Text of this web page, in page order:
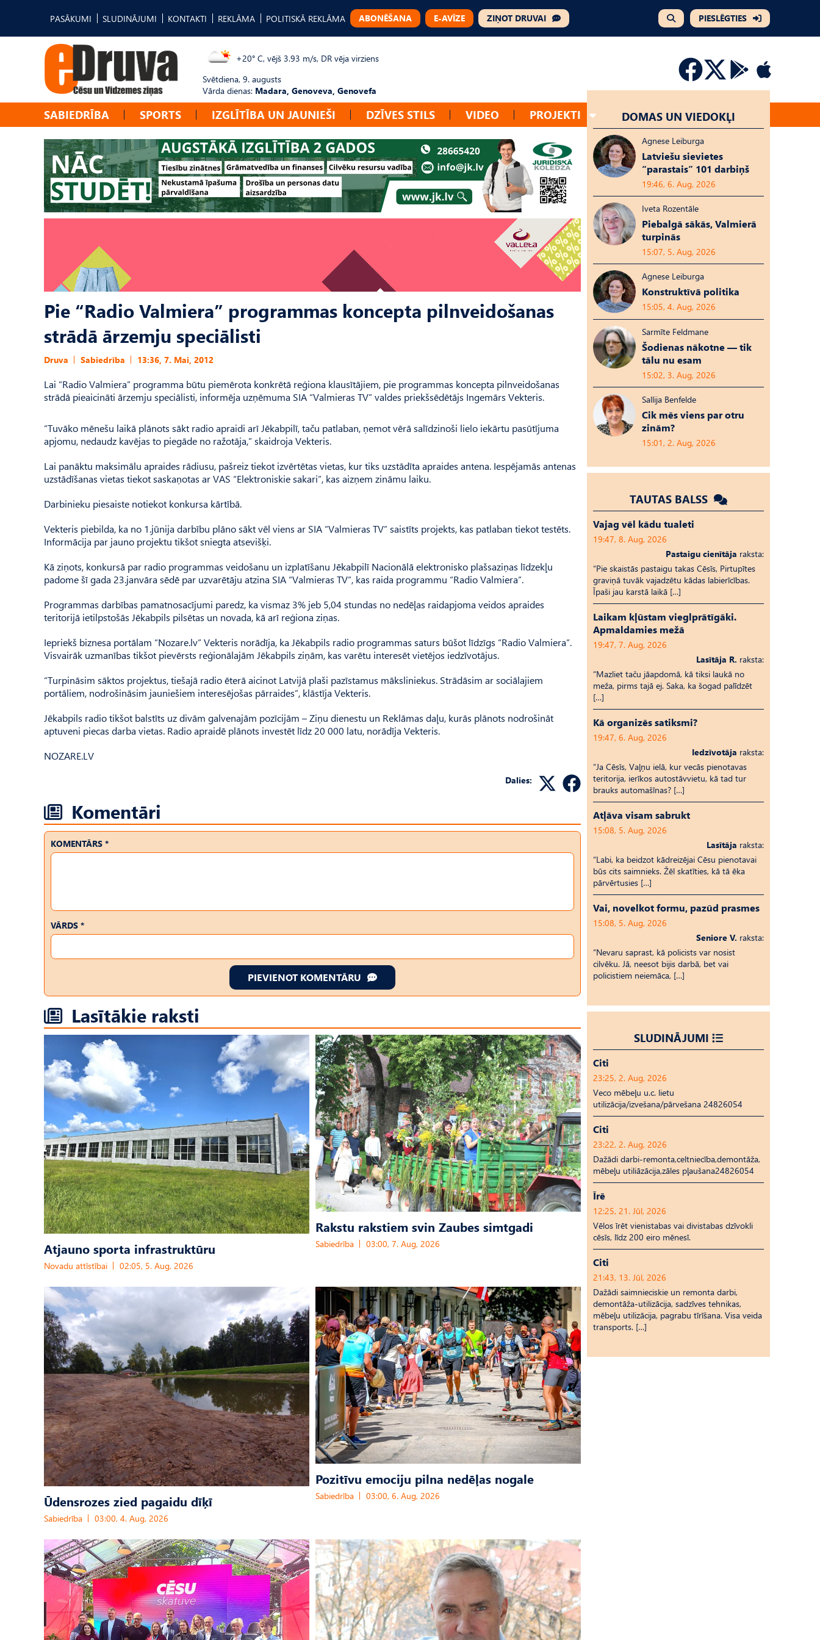
PASĀKUMI SLUDINĀJUMI KONTAKTI REKLĀMA POLITISKĀ REKLĀMA ABONĒŠANA E-AVĪZE ZIŅOT DRUVAI PIESLĒGTIES
+20° C, vējš 3.93 m/s, DR vēja virziens
Svētdiena, 9. augusts
Vārda dienas: Madara, Genoveva, Genovefa
SABIEDRĪBA SPORTS IZGLĪTĪBA UN JAUNIEŠI DZĪVES STILS VIDEO PROJEKTI
Pie “Radio Valmiera” programmas koncepta pilnveidošanas
strādā ārzemju speciālisti
Druva Sabiedrība 13:36, 7. Mai, 2012
Lai “Radio Valmiera” programma būtu piemērota konkrētā reģiona klausītājiem, pie programmas koncepta pilnveidošanas
strādā pieaicināti ārzemju speciālisti, informēja uzņēmuma SIA “Valmieras TV” valdes priekšsēdētājs Ingemārs Vekteris.
“Tuvāko mēnešu laikā plānots sākt radio apraidi arī Jēkabpilī, taču patlaban, ņemot vērā salīdzinoši lielo iekārtu pasūtījuma
apjomu, nedaudz kavējas to piegāde no ražotāja,” skaidroja Vekteris.
Lai panāktu maksimālu apraides rādiusu, pašreiz tiekot izvērtētas vietas, kur tiks uzstādīta apraides antena. Iespējamās antenas
uzstādīšanas vietas tiekot saskaņotas ar VAS “Elektroniskie sakari”, kas aizņem zināmu laiku.
Darbinieku piesaiste notiekot konkursa kārtībā.
Vekteris piebilda, ka no 1.jūnija darbību plāno sākt vēl viens ar SIA “Valmieras TV” saistīts projekts, kas patlaban tiekot testēts.
Informācija par jauno projektu tikšot sniegta atsevišķi.
Kā ziņots, konkursā par radio programmas veidošanu un izplatīšanu Jēkabpilī Nacionālā elektronisko plašsaziņas līdzekļu
padome šī gada 23.janvāra sēdē par uzvarētāju atzina SIA “Valmieras TV”, kas raida programmu “Radio Valmiera”.
Programmas darbības pamatnosacījumi paredz, ka vismaz 3% jeb 5,04 stundas no nedēļas raidapjoma veidos apraides
teritorijā ietilpstošās Jēkabpils pilsētas un novada, kā arī reģiona ziņas.
Iepriekš biznesa portālam “Nozare.lv” Vekteris norādīja, ka Jēkabpils radio programmas saturs būšot līdzīgs “Radio Valmiera”.
Visvairāk uzmanības tikšot pievērsts reģionālajām Jēkabpils ziņām, kas varētu interesēt vietējos iedzīvotājus.
“Turpināsim sāktos projektus, tiešajā radio ēterā aicinot Latvijā plaši pazīstamus māksliniekus. Strādāsim ar sociālajiem
portāliem, nodrošināsim jauniešiem interesējošas pārraides”, klāstīja Vekteris.
Jēkabpils radio tikšot balstīts uz divām galvenajām pozīcijām – Ziņu dienestu un Reklāmas daļu, kurās plānots nodrošināt
aptuveni piecas darba vietas. Radio apraidē plānots investēt līdz 20 000 latu, norādīja Vekteris.
NOZARE.LV
Dalies:
Komentāri
KOMENTĀRS *
VĀRDS *
PIEVIENOT KOMENTĀRU
Lasītākie raksti
Atjauno sporta infrastruktūru
Novadu attīstībai 02:05, 5. Aug, 2026
Rakstu rakstiem svin Zaubes simtgadi
Sabiedrība 03:00, 7. Aug, 2026
Ūdensrozes zied pagaidu dīķī
Sabiedrība 03:00, 4. Aug, 2026
Pozitīvu emociju pilna nedēļas nogale
Sabiedrība 03:00, 6. Aug, 2026
DOMAS UN VIEDOKĻI
Agnese Leiburga
Latviešu sievietes
“parastais” 101 darbiņš
19:46, 6. Aug, 2026
Iveta Rozentāle
Piebalgā sākās, Valmierā
turpinās
15:07, 5. Aug, 2026
Agnese Leiburga
Konstruktīvā politika
15:05, 4. Aug, 2026
Sarmīte Feldmane
Šodienas nākotne — tik
tālu nu esam
15:02, 3. Aug, 2026
Sallija Benfelde
Cik mēs viens par otru
zinām?
15:01, 2. Aug, 2026
TAUTAS BALSS
Vajag vēl kādu tualeti
19:47, 8. Aug, 2026
Pastaigu cienītāja raksta:
“Pie skaistās pastaigu takas Cēsīs, Pirtupītes
graviņā tuvāk vajadzētu kādas labierīcības.
Īpaši jau karstā laikā […]
Laikam kļūstam vieglprātīgāki.
Apmaldamies mežā
19:47, 7. Aug, 2026
Lasītāja R. raksta:
“Mazliet taču jāapdomā, kā tiksi laukā no
meža, pirms tajā ej. Saka, ka šogad palīdzēt
[…]
Kā organizēs satiksmi?
19:47, 6. Aug, 2026
Iedzīvotāja raksta:
“Ja Cēsīs, Vaļņu ielā, kur vecās pienotavas
teritorija, ierīkos autostāvvietu, kā tad tur
brauks automašīnas? […]
Atļāva visam sabrukt
15:08, 5. Aug, 2026
Lasītāja raksta:
“Labi, ka beidzot kādreizējai Cēsu pienotavai
būs cits saimnieks. Žēl skatīties, kā tā ēka
pārvērtusies […]
Vai, novelkot formu, pazūd prasmes
15:08, 5. Aug, 2026
Seniore V. raksta:
“Nevaru saprast, kā policists var nosist
cilvēku. Jā, neesot bijis darbā, bet vai
policistiem neiemāca, […]
SLUDINĀJUMI
Citi
23:25, 2. Aug, 2026
Veco mēbeļu u.c. lietu
utilizācija/izvešana/pārvešana 24826054
Citi
23:22, 2. Aug, 2026
Dažādi darbi-remonta,celtniecība,demontāža,
mēbeļu utiliāzācija,zāles pļaušana24826054
Īrē
12:25, 21. Jūl, 2026
Vēlos īrēt vienistabas vai divistabas dzīvokli
cēsīs, līdz 200 eiro mēnesī.
Citi
21:43, 13. Jūl, 2026
Dažādi saimnieciskie un remonta darbi,
demontāža-utilizācija, sadzīves tehnikas,
mēbeļu utilizācija, pagrabu tīrīšana. Visa veida
transports. […]